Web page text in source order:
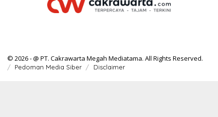
© 2026 - @ PT. Cakrawarta Megah Mediatama. All Rights Reserved.
Pedoman Media Siber Disclaimer